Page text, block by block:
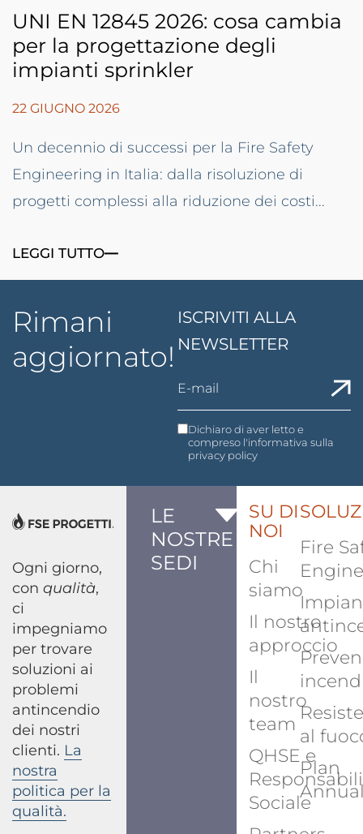
UNI EN 12845 2026: cosa cambia
per la progettazione degli
impianti sprinkler
22 GIUGNO 2026
Un decennio di successi per la Fire Safety
Engineering in Italia: dalla risoluzione di
progetti complessi alla riduzione dei costi...
LEGGI TUTTO
Rimani
aggiornato!
ISCRIVITI ALLA
NEWSLETTER
Dichiaro di aver letto e
compreso l'informativa sulla
privacy policy
Ogni giorno,
con qualità,
ci
impegniamo
per trovare
soluzioni ai
problemi
antincendio
dei nostri
clienti. La
nostra
politica per la
qualità.
LE
NOSTRE
SEDI
SU DI
NOI
Chi
siamo
Il nostro
approccio
Il
nostro
team
QHSE e
Sociale
Fire
al
Plan